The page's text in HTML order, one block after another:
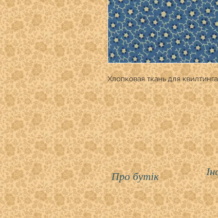
Хлопковая ткань для
Про бутік